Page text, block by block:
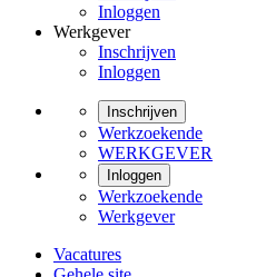
Inloggen
Werkgever
Inschrijven
Inloggen
Inschrijven
Werkzoekende
WERKGEVER
Inloggen
Werkzoekende
Werkgever
Vacatures